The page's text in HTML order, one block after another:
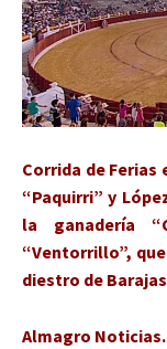
Corrida de Ferias
“Paquirri” y
la ganadería
“Ventorrillo”,
diestro de
Almagro